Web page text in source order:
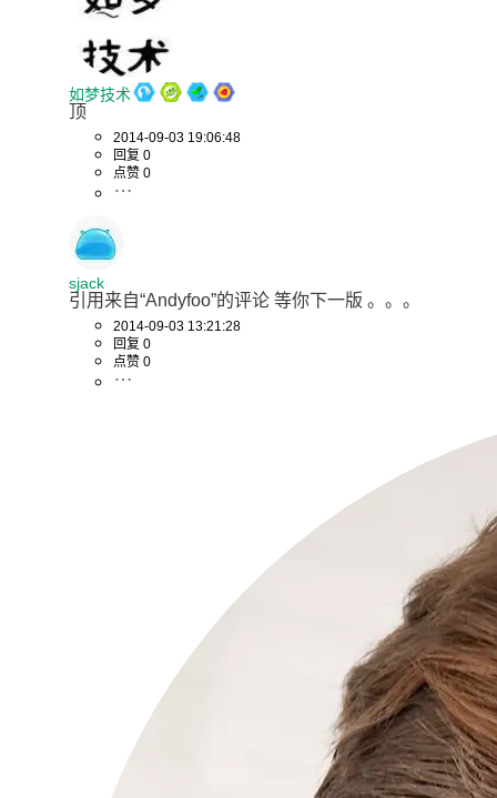
如梦技术
顶
2014-09-03 19:06:48
回复 0
点赞 0
sjack
引用来自“Andyfoo”的评论 等你下一版 。。。
2014-09-03 13:21:28
回复 0
点赞 0